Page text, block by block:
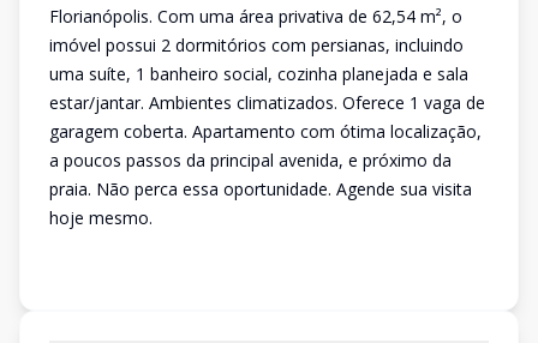
Florianópolis. Com uma área privativa de 62,54 m², o
imóvel possui 2 dormitórios com persianas, incluindo
uma suíte, 1 banheiro social, cozinha planejada e sala
estar/jantar. Ambientes climatizados. Oferece 1 vaga de
garagem coberta. Apartamento com ótima localização,
a poucos passos da principal avenida, e próximo da
praia. Não perca essa oportunidade. Agende sua visita
hoje mesmo.